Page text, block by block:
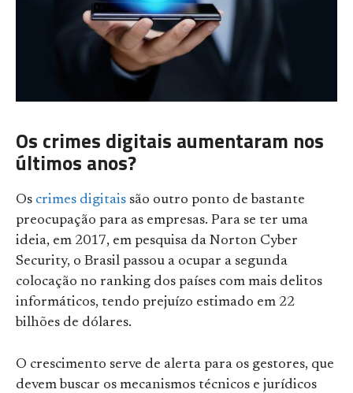
Os crimes digitais aumentaram nos
últimos anos?
Os crimes digitais são outro ponto de bastante
preocupação para as empresas. Para se ter uma
ideia, em 2017, em pesquisa da Norton Cyber
Security, o Brasil passou a ocupar a segunda
colocação no ranking dos países com mais delitos
informáticos, tendo prejuízo estimado em 22
bilhões de dólares.
O crescimento serve de alerta para os gestores, que
devem buscar os mecanismos técnicos e jurídicos